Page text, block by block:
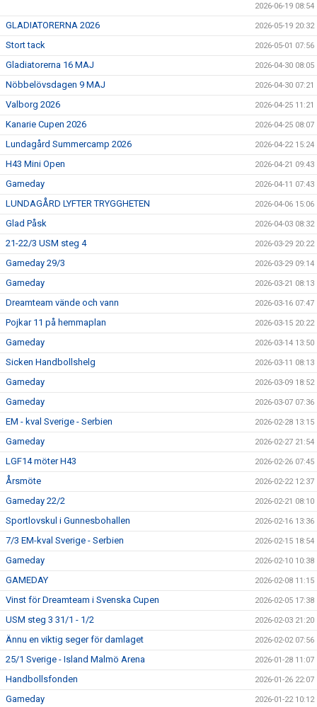
2026-06-19 08:54
GLADIATORERNA 2026 2026-05-19 20:32
Stort tack 2026-05-01 07:56
Gladiatorerna 16 MAJ 2026-04-30 08:05
Nöbbelövsdagen 9 MAJ 2026-04-30 07:21
Valborg 2026 2026-04-25 11:21
Kanarie Cupen 2026 2026-04-25 08:07
Lundagård Summercamp 2026 2026-04-22 15:24
H43 Mini Open 2026-04-21 09:43
Gameday 2026-04-11 07:43
LUNDAGÅRD LYFTER TRYGGHETEN 2026-04-06 15:06
Glad Påsk 2026-04-03 08:32
21-22/3 USM steg 4 2026-03-29 20:22
Gameday 29/3 2026-03-29 09:14
Gameday 2026-03-21 08:13
Dreamteam vände och vann 2026-03-16 07:47
Pojkar 11 på hemmaplan 2026-03-15 20:22
Gameday 2026-03-14 13:50
Sicken Handbollshelg 2026-03-11 08:13
Gameday 2026-03-09 18:52
Gameday 2026-03-07 07:36
EM - kval Sverige - Serbien 2026-02-28 13:15
Gameday 2026-02-27 21:54
LGF14 möter H43 2026-02-26 07:45
Årsmöte 2026-02-22 12:37
Gameday 22/2 2026-02-21 08:10
Sportlovskul i Gunnesbohallen 2026-02-16 13:36
7/3 EM-kval Sverige - Serbien 2026-02-15 18:54
Gameday 2026-02-10 10:38
GAMEDAY 2026-02-08 11:15
Vinst för Dreamteam i Svenska Cupen 2026-02-05 17:38
USM steg 3 31/1 - 1/2 2026-02-03 21:20
Ännu en viktig seger för damlaget 2026-02-02 07:56
25/1 Sverige - Island Malmö Arena 2026-01-28 11:07
Handbollsfonden 2026-01-26 22:07
Gameday 2026-01-22 10:12